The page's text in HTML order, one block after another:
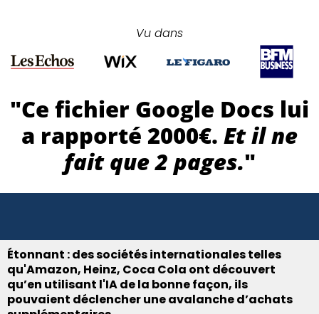
Vu dans
"Ce fichier Google Docs lui
a rapporté 2000€. Et il ne
fait que 2 pages."
Étonnant : des sociétés internationales telles
qu'Amazon, Heinz, Coca Cola ont découvert
qu’en utilisant l'IA de la bonne façon, ils
pouvaient déclencher une avalanche d’achats